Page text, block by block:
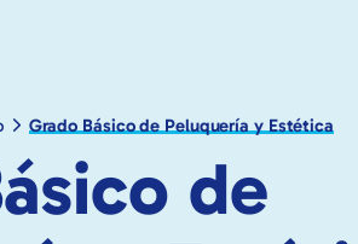
Grado Básico de Peluquería y Estética
de